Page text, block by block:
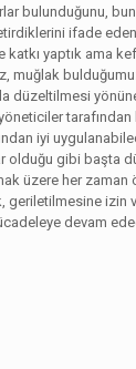
bulunduğunu,
ifade
yaptık ama
muğlak
düzeltilmesi
tarafından
iyi
olduğu gibi başta
üzere her zaman
geriletilmesine izin
devam